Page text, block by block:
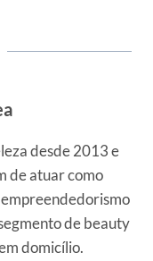
desde 2013 e
de atuar como
de beauty
domicílio.